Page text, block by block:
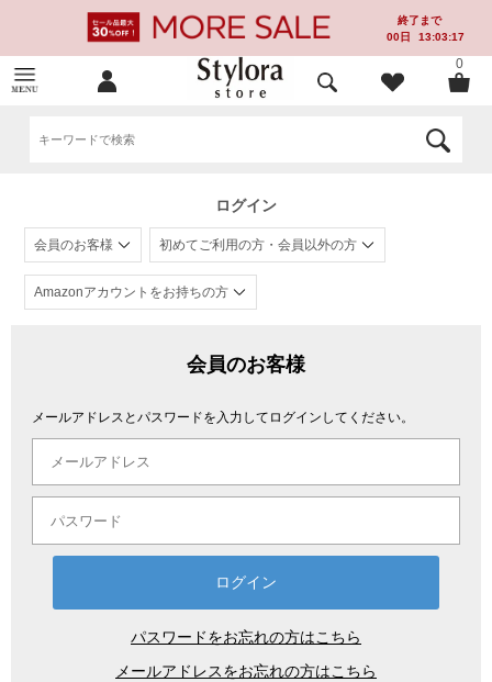
終了まで
00日 13:03:17
0
ログイン
会員のお客様 初めてご利用の方・会員以外の方
Amazonアカウントをお持ちの方
会員のお客様
メールアドレスとパスワードを入力してログインしてください。
パスワードをお忘れの方はこちら
メールアドレスをお忘れの方はこちら